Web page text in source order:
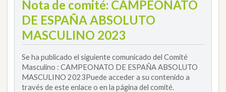
Nota de comité: CAMPEONATO
DE ESPAÑA ABSOLUTO
MASCULINO 2023
Se ha publicado el siguiente comunicado del Comité
Masculino : CAMPEONATO DE ESPAÑA ABSOLUTO
MASCULINO 2023Puede acceder a su contenido a
través de este enlace o en la página del comité.